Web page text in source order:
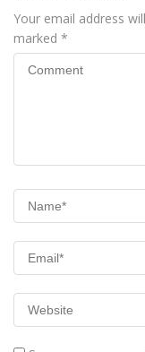
Your email address
marked *